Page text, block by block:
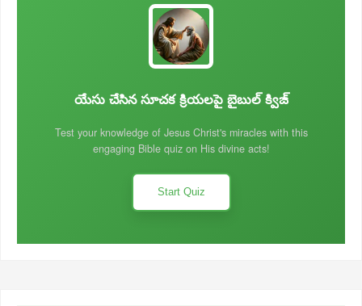
యేసు చేసిన సూచక క్రియలపై బైబుల్ క్విజ్
Test your knowledge of Jesus Christ's miracles with this
engaging Bible quiz on His divine acts!
Start Quiz